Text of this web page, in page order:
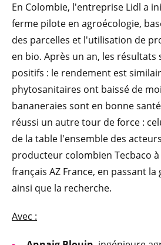
En Colombie, l'entreprise Lidl a
ferme pilote en agroécologie,
des parcelles et l'utilisation de
en bio. Après un an, les résultats
positifs : le rendement est
phytosanitaires ont baissé de
bananeraies sont en bonne
réussi un autre tour de force :
de la table l'ensemble des
producteur colombien Tecbaco
français AZ France, en passant
ainsi que la recherche.
Avec :